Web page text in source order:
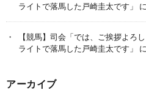
ライトで落馬した戸崎圭太です」
に
【競馬】司会「では、ご挨拶よろ
ライトで落馬した戸崎圭太です」
に
アーカイブ